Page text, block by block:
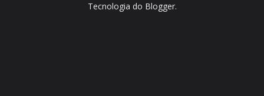
Tecnologia do Blogger.